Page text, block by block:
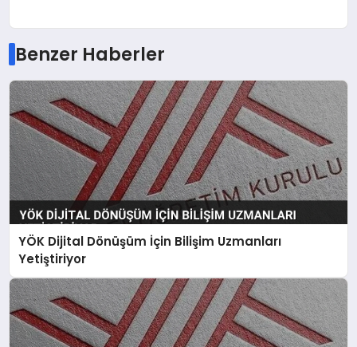
Benzer Haberler
YÖK Dijital Dönüşüm İçin Bilişim Uzmanları
Yetiştiriyor